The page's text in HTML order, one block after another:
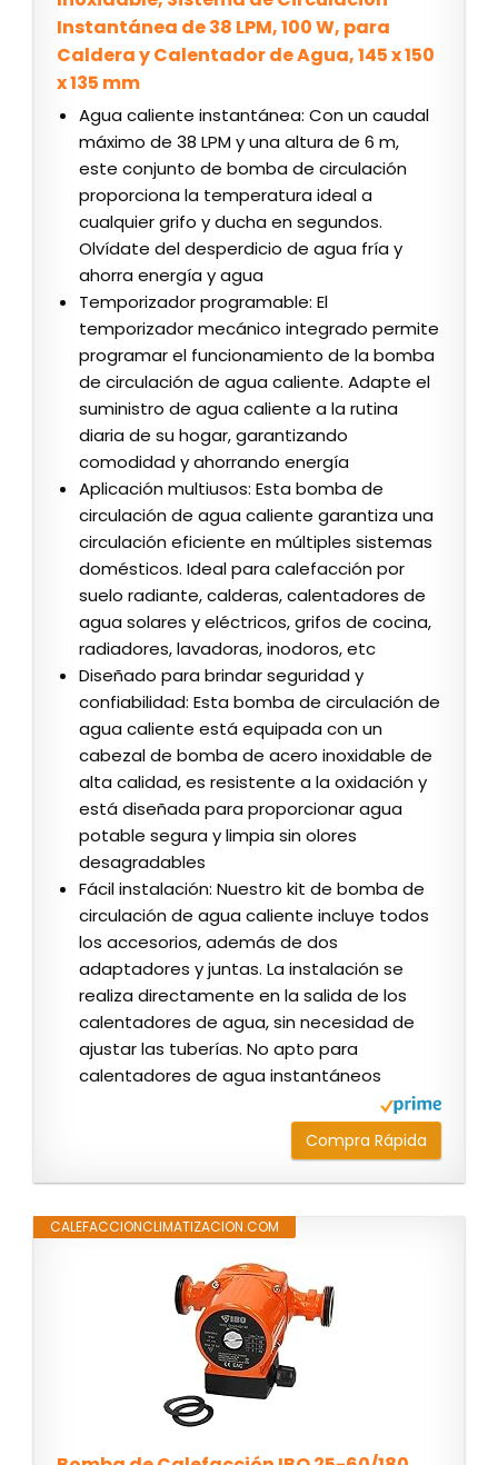
Instantánea de 38 LPM, 100 W, para
Caldera y Calentador de Agua, 145 x 150
x 135 mm
Agua caliente instantánea: Con un caudal
máximo de 38 LPM y una altura de 6 m,
este conjunto de bomba de circulación
proporciona la temperatura ideal a
cualquier grifo y ducha en segundos.
Olvídate del desperdicio de agua fría y
ahorra energía y agua
Temporizador programable: El
temporizador mecánico integrado permite
programar el funcionamiento de la bomba
de circulación de agua caliente. Adapte el
suministro de agua caliente a la rutina
diaria de su hogar, garantizando
comodidad y ahorrando energía
Aplicación multiusos: Esta bomba de
circulación de agua caliente garantiza una
circulación eficiente en múltiples sistemas
domésticos. Ideal para calefacción por
suelo radiante, calderas, calentadores de
agua solares y eléctricos, grifos de cocina,
radiadores, lavadoras, inodoros, etc
Diseñado para brindar seguridad y
confiabilidad: Esta bomba de circulación de
agua caliente está equipada con un
cabezal de bomba de acero inoxidable de
alta calidad, es resistente a la oxidación y
está diseñada para proporcionar agua
potable segura y limpia sin olores
desagradables
Fácil instalación: Nuestro kit de bomba de
circulación de agua caliente incluye todos
los accesorios, además de dos
adaptadores y juntas. La instalación se
realiza directamente en la salida de los
calentadores de agua, sin necesidad de
ajustar las tuberías. No apto para
calentadores de agua instantáneos
Compra Rápida
CALEFACCIONCLIMATIZACION.COM